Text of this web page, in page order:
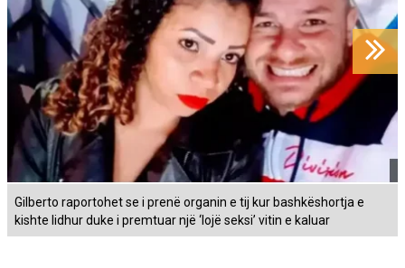
Gilberto raportohet se i prenë organin e tij kur bashkëshortja e
kishte lidhur duke i premtuar një ‘lojë seksi’ vitin e kaluar